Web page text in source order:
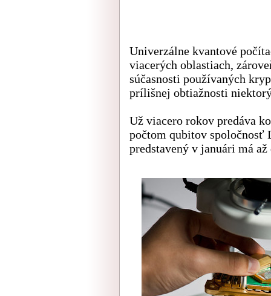
Univerzálne kvantové
viacerých oblastiach,
súčasnosti používaných
prílišnej obtiažnosti
Už viacero rokov predáva
počtom qubitov spoločnosť
predstavený v januári má